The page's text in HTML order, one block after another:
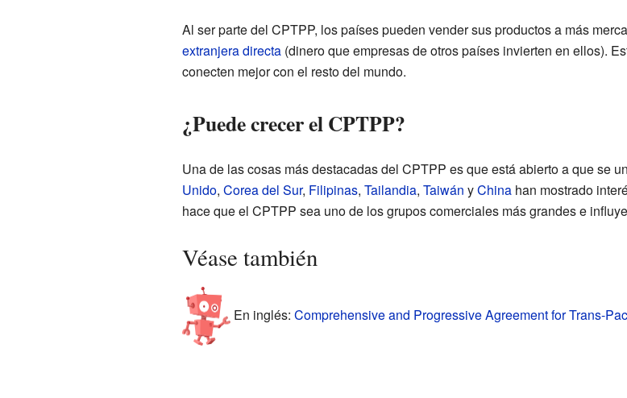
Al ser parte del CPTPP, los países pueden vender sus productos a más
extranjera directa(dinero que empresas de otros países invierten en ellos).
conecten mejor con el resto del mundo.
¿Puede crecer el CPTPP?
Una de las cosas más destacadas del CPTPP es que está abierto a que se
Unido, Corea del Sur, Filipinas, Tailandia, Taiwán yChinahan mostrado
hace que el CPTPP sea uno de los grupos comerciales más grandes e
Véase también
En inglés: Comprehensive and Progressive Agreement for Trans-